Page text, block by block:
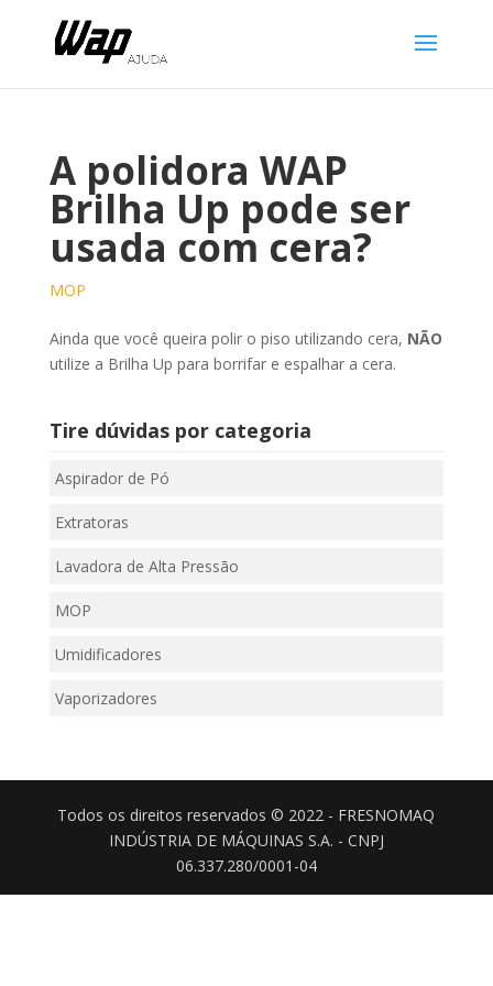
A polidora WAP
Brilha Up pode ser
usada com cera?
MOP
Ainda que você queira polir o piso utilizando cera, NÃO
utilize a Brilha Up para borrifar e espalhar a cera.
Tire dúvidas por categoria
Aspirador de Pó
Extratoras
Lavadora de Alta Pressão
MOP
Umidificadores
Vaporizadores
Todos os direitos reservados © 2022 - FRESNOMAQ
INDÚSTRIA DE MÁQUINAS S.A. - CNPJ
06.337.280/0001-04